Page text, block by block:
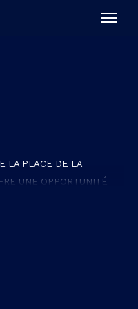
LA PLACE DE LA
UNE OPPORTUNITÉ